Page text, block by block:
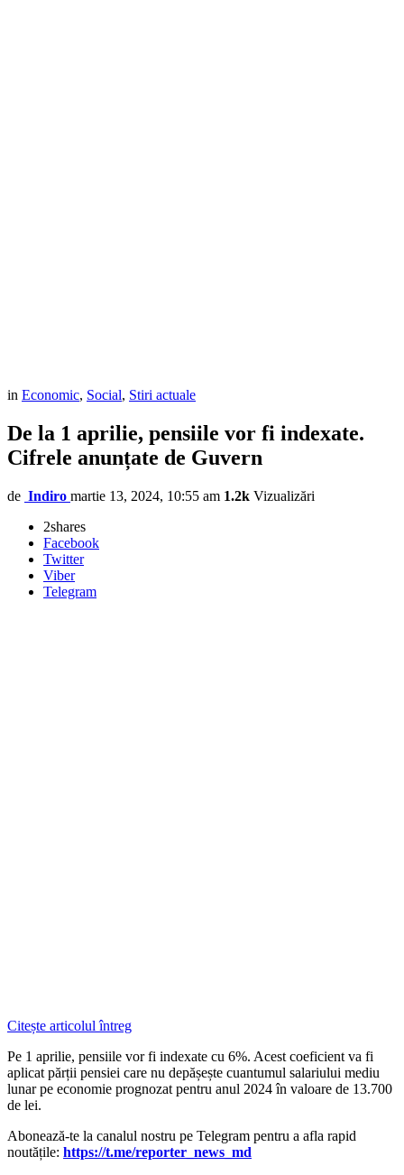
in Economic, Social, Stiri actuale
De la 1 aprilie, pensiile vor fi indexate.
Cifrele anunțate de Guvern
de Indiro martie 13, 2024, 10:55 am 1.2k Vizualizări
2shares
Facebook
Twitter
Viber
Telegram
Citește articolul întreg
Pe 1 aprilie, pensiile vor fi indexate cu 6%. Acest coeficient va fi
aplicat părții pensiei care nu depășește cuantumul salariului mediu
lunar pe economie prognozat pentru anul 2024 în valoare de 13.700
de lei.
Abonează-te la canalul nostru pe Telegram pentru a afla rapid
noutățile: https://t.me/reporter_news_md